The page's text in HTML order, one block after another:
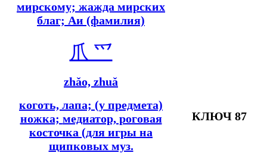
мирскому; жажда мирских
благ; Аи (фамилия)
爪 爫
zhǎo, zhuǎ
коготь, лапа; (у предмета)
ножка; медиатор, роговая
косточка (для игры на
щипковых муз.
КЛЮЧ 87